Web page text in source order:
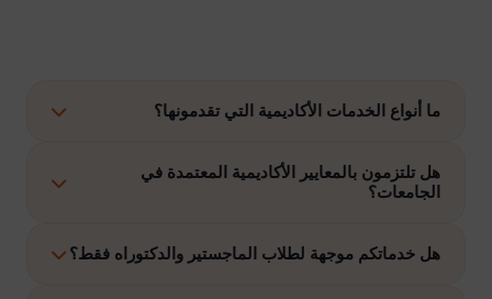
ما أنواع الخدمات الأكاديمية التي تقدمونها؟
نوفر حلولًا متكاملة تشمل إعداد الرسائل العلمية، الاستشارات
الأكاديمية، التحليل الإحصائي، إعداد خطة البحث، نشر الأبحاث،
هل تلتزمون بالمعايير الأكاديمية المعتمدة في
الجامعات؟
نعم، نلتزم بتنفيذ جميع الأعمال وفق ضوابط الدراسات العليا
هل خدماتكم موجهة لطلاب الماجستير والدكتوراه فقط؟